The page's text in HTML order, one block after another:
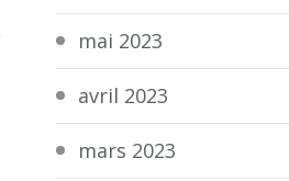
mai 2023
avril 2023
mars 2023